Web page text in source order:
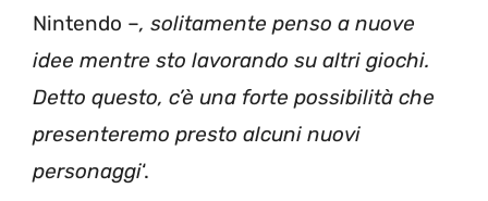
Nintendo –, solitamente penso a nuove
idee mentre sto lavorando su altri giochi.
Detto questo, c’è una forte possibilità che
presenteremo presto alcuni nuovi
personaggi‘.